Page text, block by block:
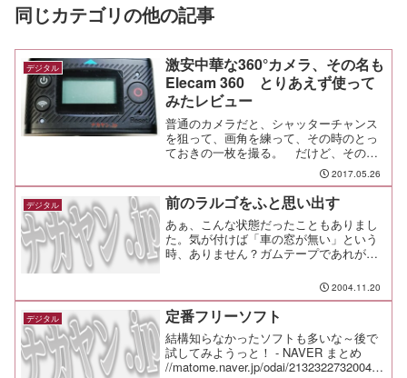
同じカテゴリの他の記事
デジタル
激安中華な360°カメラ、その名も
Elecam 360 とりあえず使って
みたレビュー
普通のカメラだと、シャッターチャンス
を狙って、画角を練って、その時のとっ
ておきの一枚を撮る。 だけど、その場
の雰囲気を残したくて360°カメラを買っ
たので、充電している間に梱包から出し
たり、自転車のヘルメットに取り付けた
りしたのが前回の開梱...
2017.05.26
デジタル 前のラルゴをふと思い出す
あぁ、こんな状態だったこともありまし
た。気が付けば「車の窓が無い」という
時、ありません？ガムテープであれが治
2004.11.20
デジタル 定番フリーソフト
結構知らなかったソフトも多いな～後で
試してみようっと！ - NAVER まとめ
//matome.naver.jp/odai/213232273200412